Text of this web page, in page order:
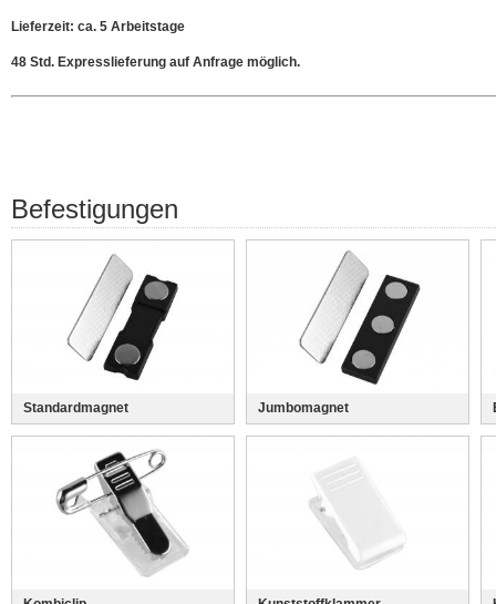
Lieferzeit: ca. 5 Arbeitstage
48 Std. Expresslieferung auf Anfrage möglich.
Befestigungen
Standardmagnet Jumbomagnet